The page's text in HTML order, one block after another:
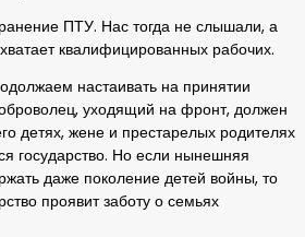
ПТУ. Нас тогда не слышали, а
квалифицированных рабочих.
настаивать на принятии
уходящий на фронт, должен
детях, жене и престарелых родителях
государство. Но если нынешняя
даже поколение детей войны, то
проявит заботу о семьях